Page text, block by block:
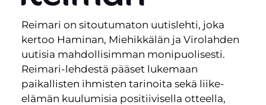
Reimari on sitoutumaton uutislehti, joka
kertoo Haminan, Miehikkälän ja Virolahden
uutisia mahdollisimman monipuolisesti.
Reimari-lehdestä pääset lukemaan
paikallisten ihmisten tarinoita sekä liike-
elämän kuulumisia positiivisella otteella,